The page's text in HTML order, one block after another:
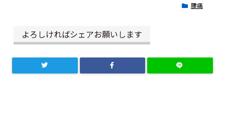
腰痛
よろしければシェアお願いします